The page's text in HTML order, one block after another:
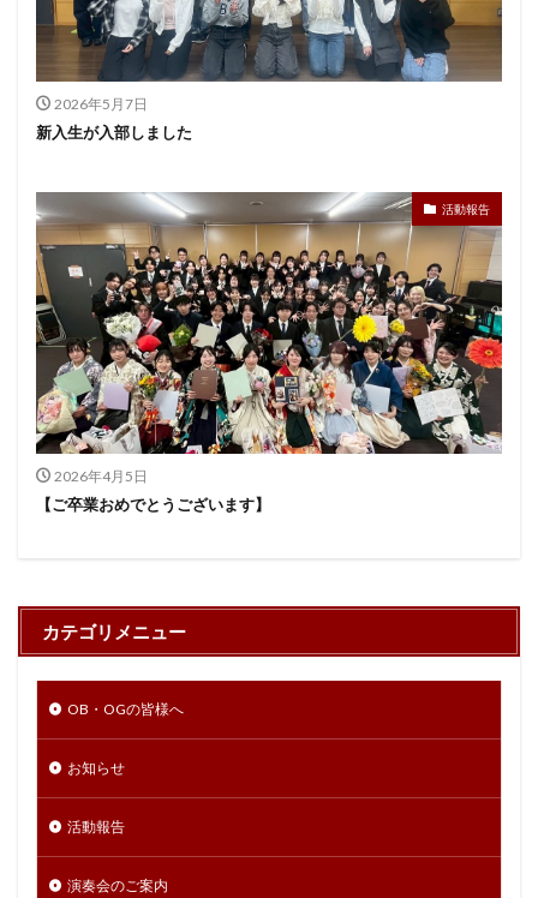
2026年5月7日
新入生が入部しました
活動報告
2026年4月5日
【ご卒業おめでとうございます】
カテゴリメニュー
OB・OGの皆様へ
お知らせ
活動報告
演奏会のご案内